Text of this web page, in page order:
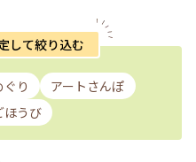
して絞り込む
ぐり
アートさんぽ
ほうび